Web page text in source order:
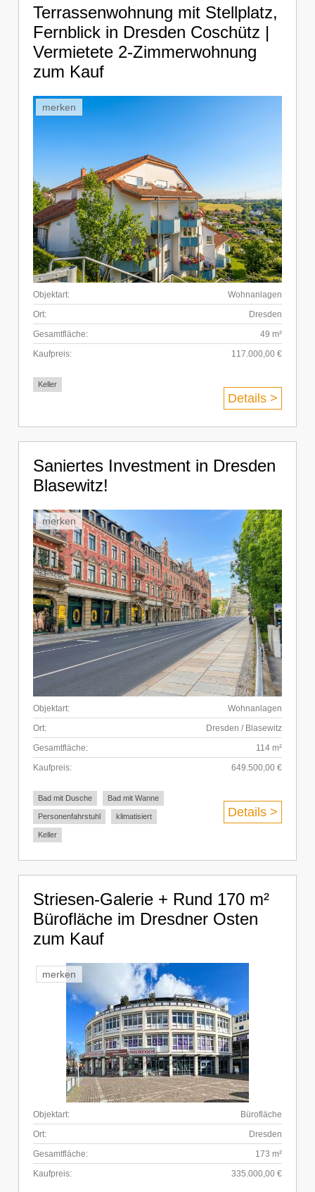
Terrassenwohnung mit Stellplatz,
Fernblick in Dresden Coschütz |
Vermietete 2-Zimmerwohnung
zum Kauf
merken
Objektart:
Wohnanlagen
Ort:
Dresden
Gesamtfläche:
49 m²
Kaufpreis:
117.000,00 €
Keller
Details >
Saniertes Investment in Dresden
Blasewitz!
merken
Objektart:
Wohnanlagen
Ort:
Dresden / Blasewitz
Gesamtfläche:
114 m²
Kaufpreis:
649.500,00 €
Bad mit Dusche Bad mit Wanne
Personenfahrstuhl klimatisiert
Keller
Details >
Striesen-Galerie + Rund 170 m²
Bürofläche im Dresdner Osten
zum Kauf
merken
Objektart:
Bürofläche
Ort:
Dresden
Gesamtfläche:
173 m²
Kaufpreis:
335.000,00 €